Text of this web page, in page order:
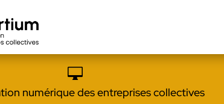

numérique des entreprises collectives